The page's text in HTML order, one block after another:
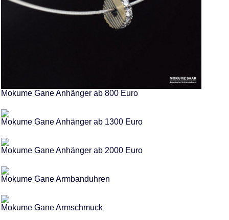
Mokume Gane Anhänger ab 800 Euro
Mokume Gane Anhänger ab 1300 Euro
Mokume Gane Anhänger ab 2000 Euro
Mokume Gane Armbanduhren
Mokume Gane Armschmuck